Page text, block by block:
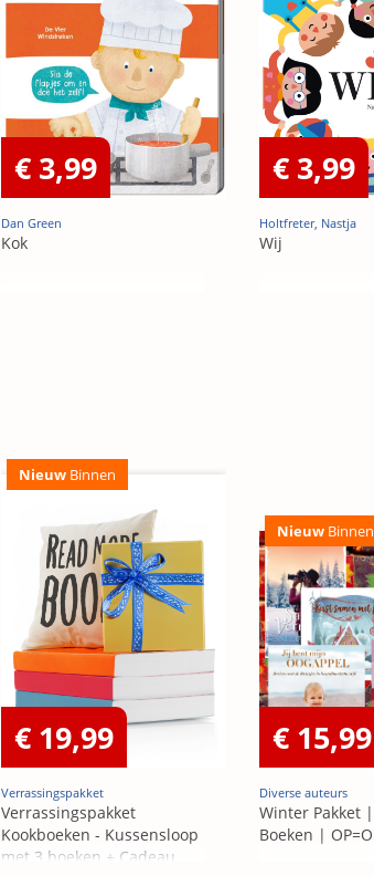
€ 3,99
Dan Green
Kok
€ 3,99
Holtfreter, Nastja
Wij
Nieuw Binnen
€ 19,99
Verrassingspakket
Verrassingspakket
Kookboeken - Kussensloop
met 3 boeken + Cadeau
Nieuw Binnen
€ 15,99
Diverse auteurs
Winter Pakket
Boeken |